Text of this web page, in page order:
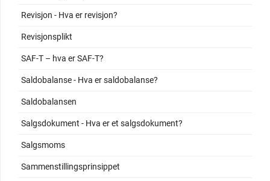
Revisjon - Hva er revisjon?
Revisjonsplikt
SAF-T – hva er SAF-T?
Saldobalanse - Hva er saldobalanse?
Saldobalansen
Salgsdokument - Hva er et salgsdokument?
Salgsmoms
Sammenstillingsprinsippet